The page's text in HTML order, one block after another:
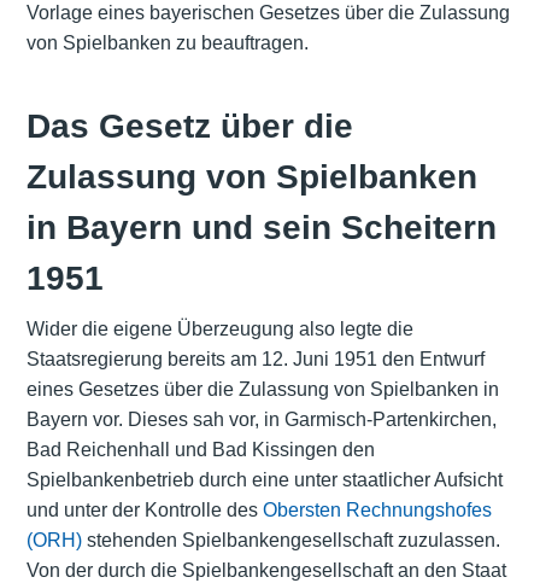
Vorlage eines bayerischen Gesetzes über die Zulassung
von Spielbanken zu beauftragen.
Das Gesetz über die
Zulassung von Spielbanken
in Bayern und sein Scheitern
1951
Wider die eigene Überzeugung also legte die
Staatsregierung bereits am 12. Juni 1951 den Entwurf
eines Gesetzes über die Zulassung von Spielbanken in
Bayern vor. Dieses sah vor, in Garmisch-Partenkirchen,
Bad Reichenhall und Bad Kissingen den
Spielbankenbetrieb durch eine unter staatlicher Aufsicht
und unter der Kontrolle des Obersten Rechnungshofes
(ORH)stehenden Spielbankengesellschaft zuzulassen.
Von der durch die Spielbankengesellschaft an den Staat